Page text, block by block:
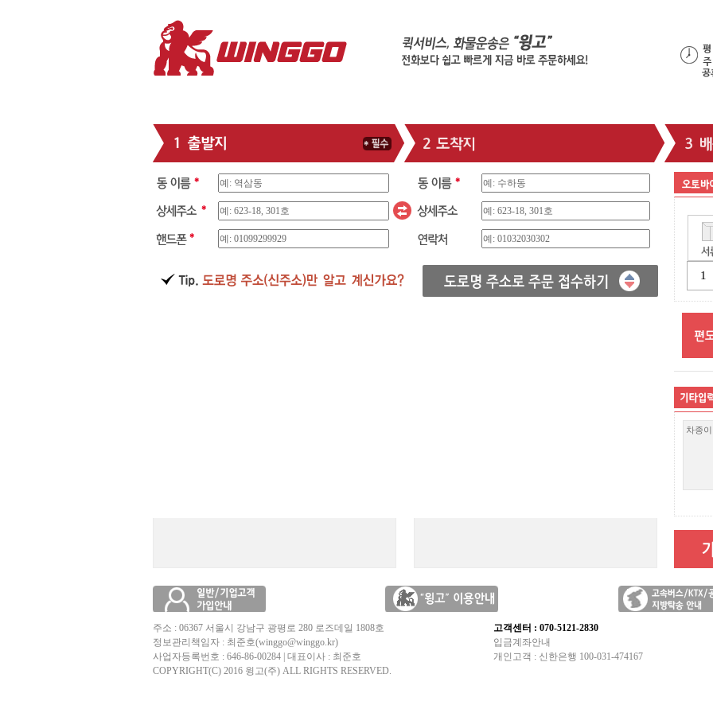
주소 : 06367 서울시 강남구 광평로 280 로즈데일 1808호
정보관리책임자 : 최준호(winggo@winggo.kr)
사업자등록번호 : 646-86-00284 | 대표이사 : 최준호
COPYRIGHT(C) 2016 윙고(주) ALL RIGHTS RESERVED.
고객센터 : 070-5121-2830
입금계좌안내
개인고객 : 신한은행 100-031-474167